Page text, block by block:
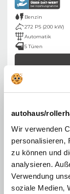
autohaus/
Wir verwenden
personalisieren,
zu können und
analysieren.
Verwendung
soziale Medien,
Benzin
272 PS (200 kW)
Automatik
5 Türen
Angebot der
Ab ins
Bachlauf,
Dieses seit